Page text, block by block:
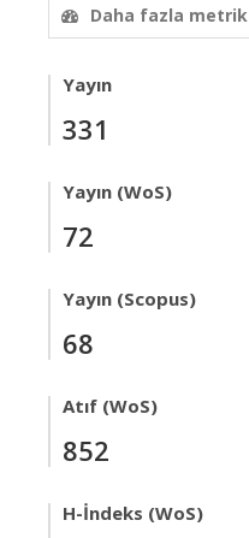
Daha fazla metrik
Yayın
331
Yayın (WoS)
72
Yayın (Scopus)
68
Atıf (WoS)
852
H-İndeks (WoS)